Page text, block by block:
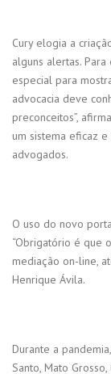
Cury elogia a
alguns alertas.
especial para
advocacia deve
preconceitos”,
um sistema eficaz
advogados.
O uso do novo
“Obrigatório é que
mediação on-line,
Henrique Ávila.
Durante a
Santo, Mato